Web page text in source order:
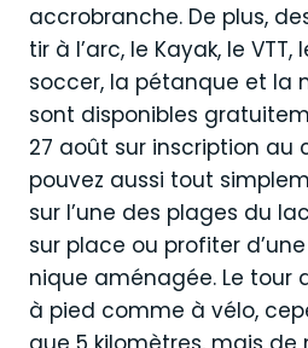
accrobranche. De plus,
tir à l’arc, le Kayak, le
soccer, la pétanque et la
sont disponibles
27 août sur inscription au
pouvez aussi tout
sur l’une des plages du
sur place ou profiter
nique aménagée. Le tour
à pied comme à vélo,